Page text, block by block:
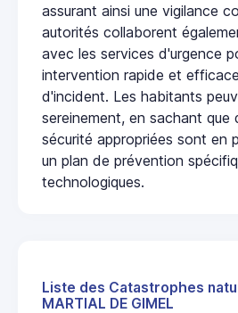
assurant ainsi une vigilance
autorités collaborent
avec les services d'urgence
intervention rapide et
d'incident. Les habitants
sereinement, en sachant que
sécurité appropriées sont en
un plan de prévention
technologiques.
Liste des Catastrophes
MARTIAL DE GIMEL